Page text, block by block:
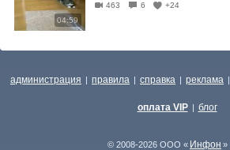
04:59
463 6 +24
администрация | правила | справка | реклама |
оплата VIP | блог
© 2008-2026 ООО « Инфон »